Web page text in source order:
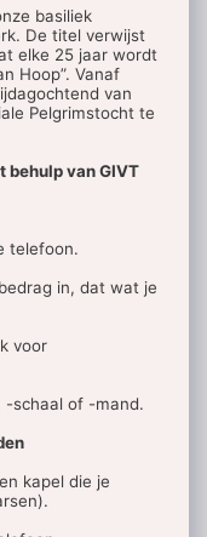
basiliek
De titel verwijst
elke 25 jaar wordt
Hoop”. Vanaf
van
Pelgrimstocht te
behulp van GIVT
telefoon.
in, dat wat je
voor
-schaal of -mand.
kapel die je